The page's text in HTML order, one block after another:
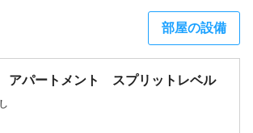
部屋の設備
アパートメント スプリットレベル